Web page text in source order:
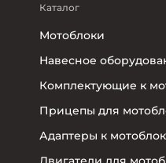
Каталог
Мотоблоки
Навесное
Комплектующие к
Прицепы для
Адаптеры к